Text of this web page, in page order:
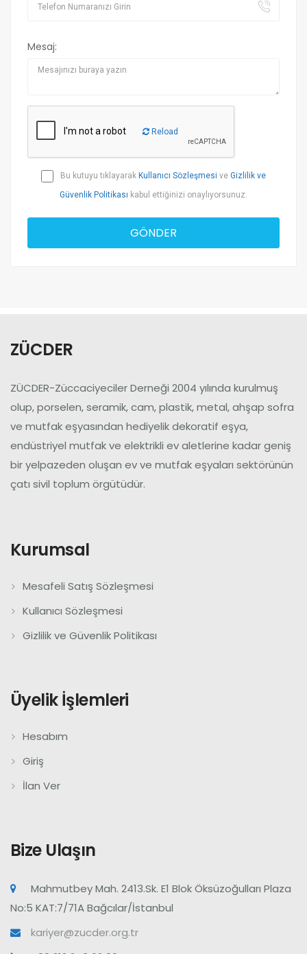
Mesaj:
Reload
Bu kutuyu tıklayarak Kullanıcı Sözleşmesi ve Gizlilik ve
Güvenlik Politikası kabul ettiğinizi onaylıyorsunuz.
ZÜCDER
ZÜCDER-Züccaciyeciler Derneği 2004 yılında kurulmuş
olup, porselen, seramik, cam, plastik, metal, ahşap sofra
ve mutfak eşyasından hediyelik dekoratif eşya,
endüstriyel mutfak ve elektrikli ev aletlerine kadar geniş
bir yelpazeden oluşan ev ve mutfak eşyaları sektörünün
çatı sivil toplum örgütüdür.
Kurumsal
Mesafeli Satış Sözleşmesi
Kullanıcı Sözleşmesi
Gizlilik ve Güvenlik Politikası
Üyelik İşlemleri
Hesabım
Giriş
İlan Ver
Bize Ulaşın
Mahmutbey Mah. 2413.Sk. E1 Blok Öksüzoğulları Plaza
No:5 KAT:7/71A Bağcılar/İstanbul
kariyer@zucder.org.tr